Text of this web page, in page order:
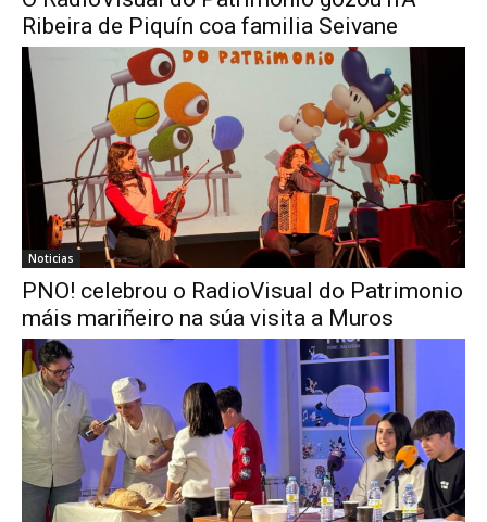
Ribeira de Piquín coa familia Seivane
Noticias
PNO! celebrou o RadioVisual do Patrimonio
máis mariñeiro na súa visita a Muros